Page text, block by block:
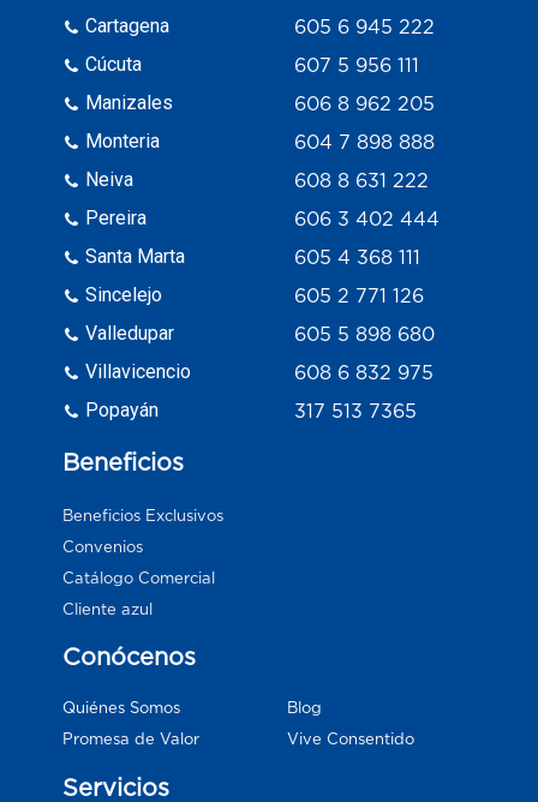
Cartagena
Cúcuta
Manizales
Monteria
Neiva
Pereira
Santa Marta
Sincelejo
Valledupar
Villavicencio
Popayán
605 6 945 222
607 5 956 111
606 8 962 205
604 7 898 888
608 8 631 222
606 3 402 444
605 4 368 111
605 2 771 126
605 5 898 680
608 6 832 975
317 513 7365
Beneficios
Beneficios Exclusivos
Convenios
Catálogo Comercial
Cliente azul
Conócenos
Quiénes Somos
Promesa de Valor
Blog
Vive Consentido
Servicios